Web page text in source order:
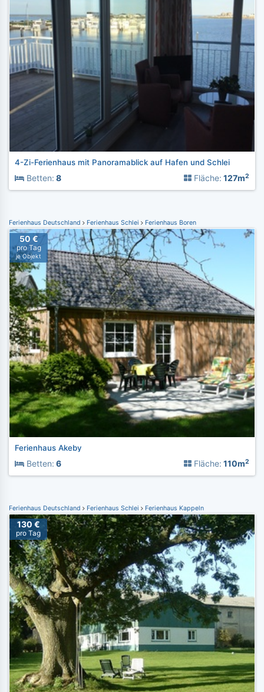
4-Zi-Ferienhaus mit Panoramablick auf Hafen und Schlei
Betten: 8 Fläche: 127m2
Ferienhaus Deutschland Ferienhaus Schlei Ferienhaus Boren
50 €
pro Tag
je Objekt
Ferienhaus Akeby
Betten: 6 Fläche: 110m2
Ferienhaus Deutschland Ferienhaus Schlei Ferienhaus Kappeln
130 €
pro Tag